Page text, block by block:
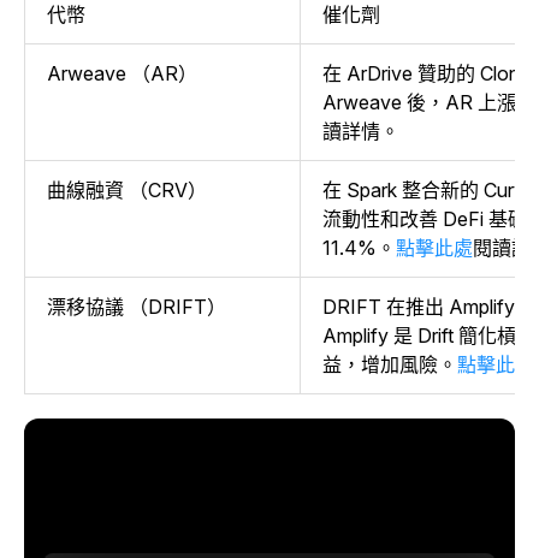
代幣 催化劑
Arweave （AR）
在 ArDrive 贊助的
Arweave 後，AR 上漲
讀詳情。
曲線融資 （CRV）
在 Spark 整合新的
流動性和改善 DeFi 基礎
11.4%。 點擊此處閱讀詳
漂移協議 （DRIFT）
DRIFT 在推出 Amplify
Amplify 是 Drift 簡化槓
益，增加風險。 點擊此處